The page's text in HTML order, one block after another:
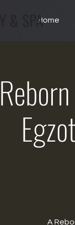
& SPAHome
A